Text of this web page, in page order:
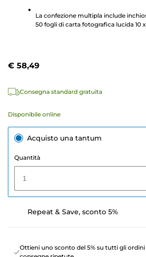
La confezione multipla include
50 fogli di carta fotografica lucida 10 x
€ 58,49
Consegna standard gratuita
Disponibile online
Acquisto una tantum
Quantità
1
Repeat & Save, sconto 5%
Ottieni uno sconto del 5% su tutti gli